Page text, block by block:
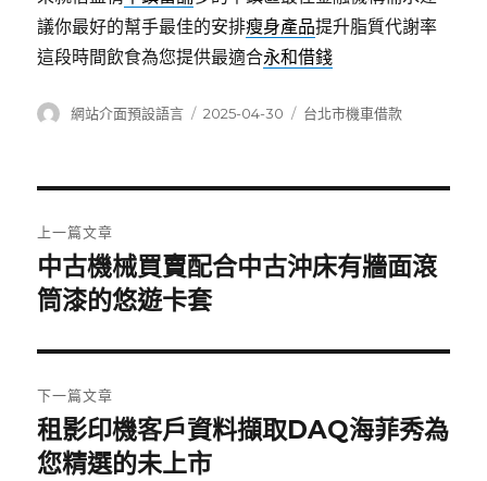
議你最好的幫手最佳的安排瘦身產品提升脂質代謝率
這段時間飲食為您提供最適合永和借錢
作
網站介面預設語言
發
2025-04-30
分
台北市機車借款
章
導
覽
上一篇文章
上
一
文
章:
中古機械買賣配合中古沖床有牆面滾
筒漆的悠遊卡套
下一篇文章
下
一
租影印機客戶資料擷取DAQ海菲秀為
您精選的未上市